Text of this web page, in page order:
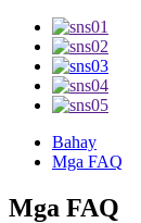
Bahay
Mga FAQ
Mga FAQ